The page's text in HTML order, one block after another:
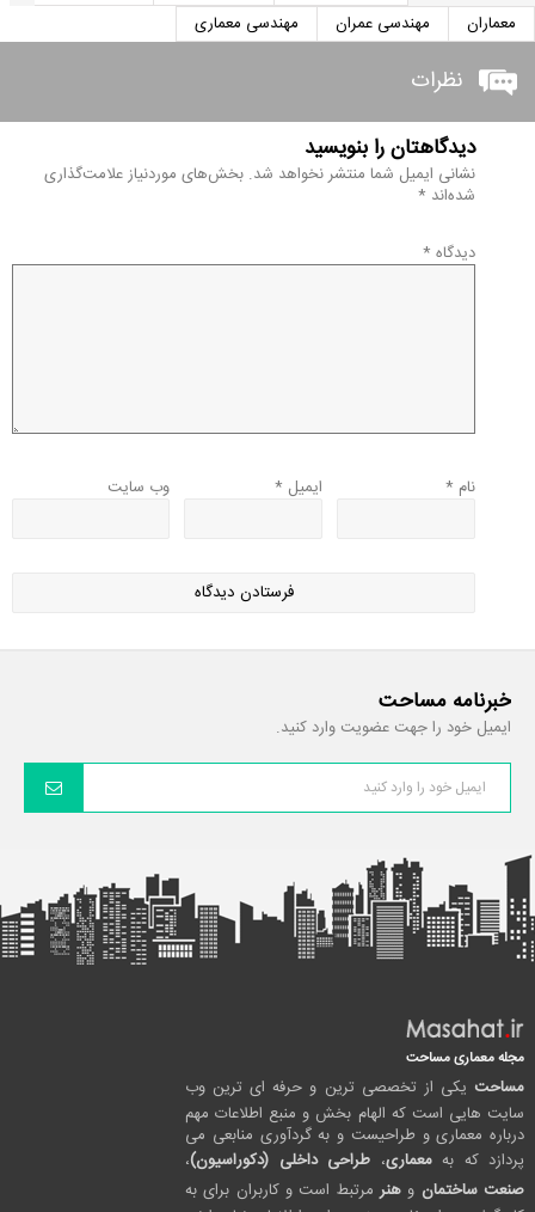
معماران
مهندسی عمران مهندسی معماری
نظرات
دیدگاهتان را بنویسید
نشانی ایمیل شما منتشر نخواهد شد. بخش‌های موردنیاز علامت‌گذاری
شده‌اند *
دیدگاه *
نام * ایمیل * وب‌ سایت
خبرنامه مساحت
ایمیل خود را جهت عضویت وارد کنید.
مجله معماری مساحت
مساحت یکی از تخصصی ترین و حرفه ای ترین وب
سایت هایی است که الهام بخش و منبع اطلاعات مهم
درباره معماری و طراحیست و به گردآوری منابعی می
پردازد که بهمعماری، طراحی داخلی (دکوراسیون)،
صنعت ساختمان و هنرمرتبط است و کاربران برای به